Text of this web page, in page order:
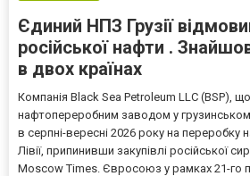
Єдиний НПЗ Грузії
російської нафти .
в двох країнах
Компанія Black Sea Petroleum LLC (BSP),
нафтопереробним заводом у
в серпні-вересні 2026 року на переробку
Лівії, припинивши закупівлі російської
Moscow Times. Євросоюз у рамках 21-го